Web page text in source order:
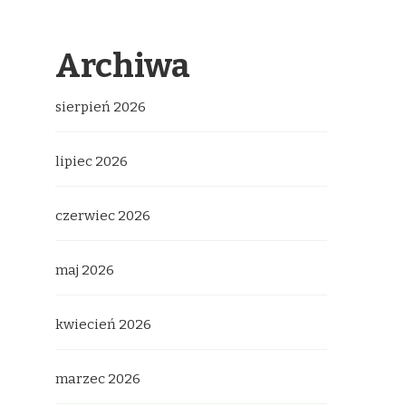
Archiwa
sierpień 2026
lipiec 2026
czerwiec 2026
maj 2026
kwiecień 2026
marzec 2026